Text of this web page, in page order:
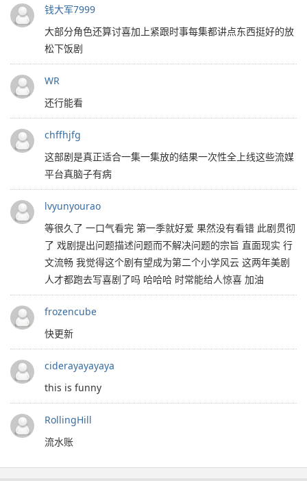
钱大军7999
大部分角色还算讨喜加上紧跟时事每集都讲点东西挺好的放
松下饭剧
WR
还行能看
chffhjfg
这部剧是真正适合一集一集放的结果一次性全上线这些流媒
平台真脑子有病
lvyunyourao
等很久了 一口气看完 第一季就好爱 果然没有看错 此剧贯彻
了 戏剧提出问题描述问题而不解决问题的宗旨 直面现实 行
文流畅 我觉得这个剧有望成为第二个小学风云 这两年美剧
人才都跑去写喜剧了吗 哈哈哈 时常能给人惊喜 加油
frozencube
快更新
ciderayayayaya
this is funny
RollingHill
流水账